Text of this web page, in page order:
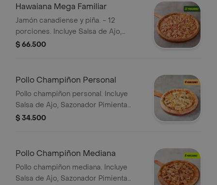
Hawaiana Mega Familiar
Jamón canadiense y piña. - 12
porciones. Incluye Salsa de Ajo,
Sazonador Pimienta Roja y
$ 66.500
Pollo Champiñon Personal
Pollo champiñon personal. Incluye
Salsa de Ajo, Sazonador Pimienta
Roja y Pepperoncini.
$ 34.500
Pollo Champiñon Mediana
Pollo champiñon mediana. Incluye
Salsa de Ajo, Sazonador Pimienta